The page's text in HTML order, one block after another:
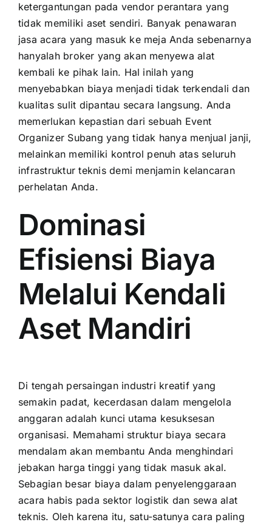
ketergantungan pada vendor perantara yang
tidak memiliki aset sendiri. Banyak penawaran
jasa acara yang masuk ke meja Anda sebenarnya
hanyalah broker yang akan menyewa alat
kembali ke pihak lain. Hal inilah yang
menyebabkan biaya menjadi tidak terkendali dan
kualitas sulit dipantau secara langsung. Anda
memerlukan kepastian dari sebuah Event
Organizer Subang yang tidak hanya menjual janji,
melainkan memiliki kontrol penuh atas seluruh
infrastruktur teknis demi menjamin kelancaran
perhelatan Anda.
Dominasi
Efisiensi Biaya
Melalui Kendali
Aset Mandiri
Di tengah persaingan industri kreatif yang
semakin padat, kecerdasan dalam mengelola
anggaran adalah kunci utama kesuksesan
organisasi. Memahami struktur biaya secara
mendalam akan membantu Anda menghindari
jebakan harga tinggi yang tidak masuk akal.
Sebagian besar biaya dalam penyelenggaraan
acara habis pada sektor logistik dan sewa alat
teknis. Oleh karena itu, satu-satunya cara paling